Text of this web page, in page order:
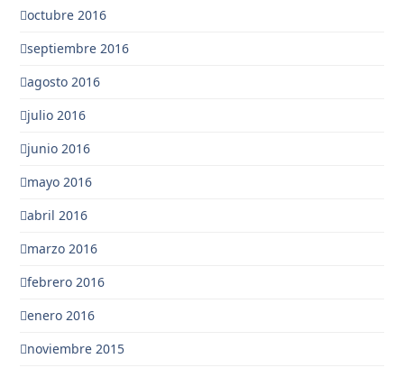
octubre 2016
septiembre 2016
agosto 2016
julio 2016
junio 2016
mayo 2016
abril 2016
marzo 2016
febrero 2016
enero 2016
noviembre 2015